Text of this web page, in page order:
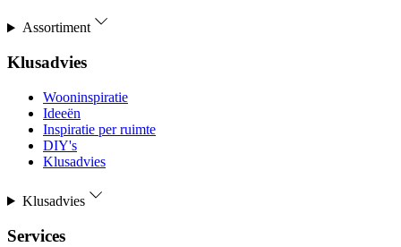
Assortiment
Klusadvies
Wooninspiratie
Ideeën
Inspiratie per ruimte
DIY's
Klusadvies
Klusadvies
Services